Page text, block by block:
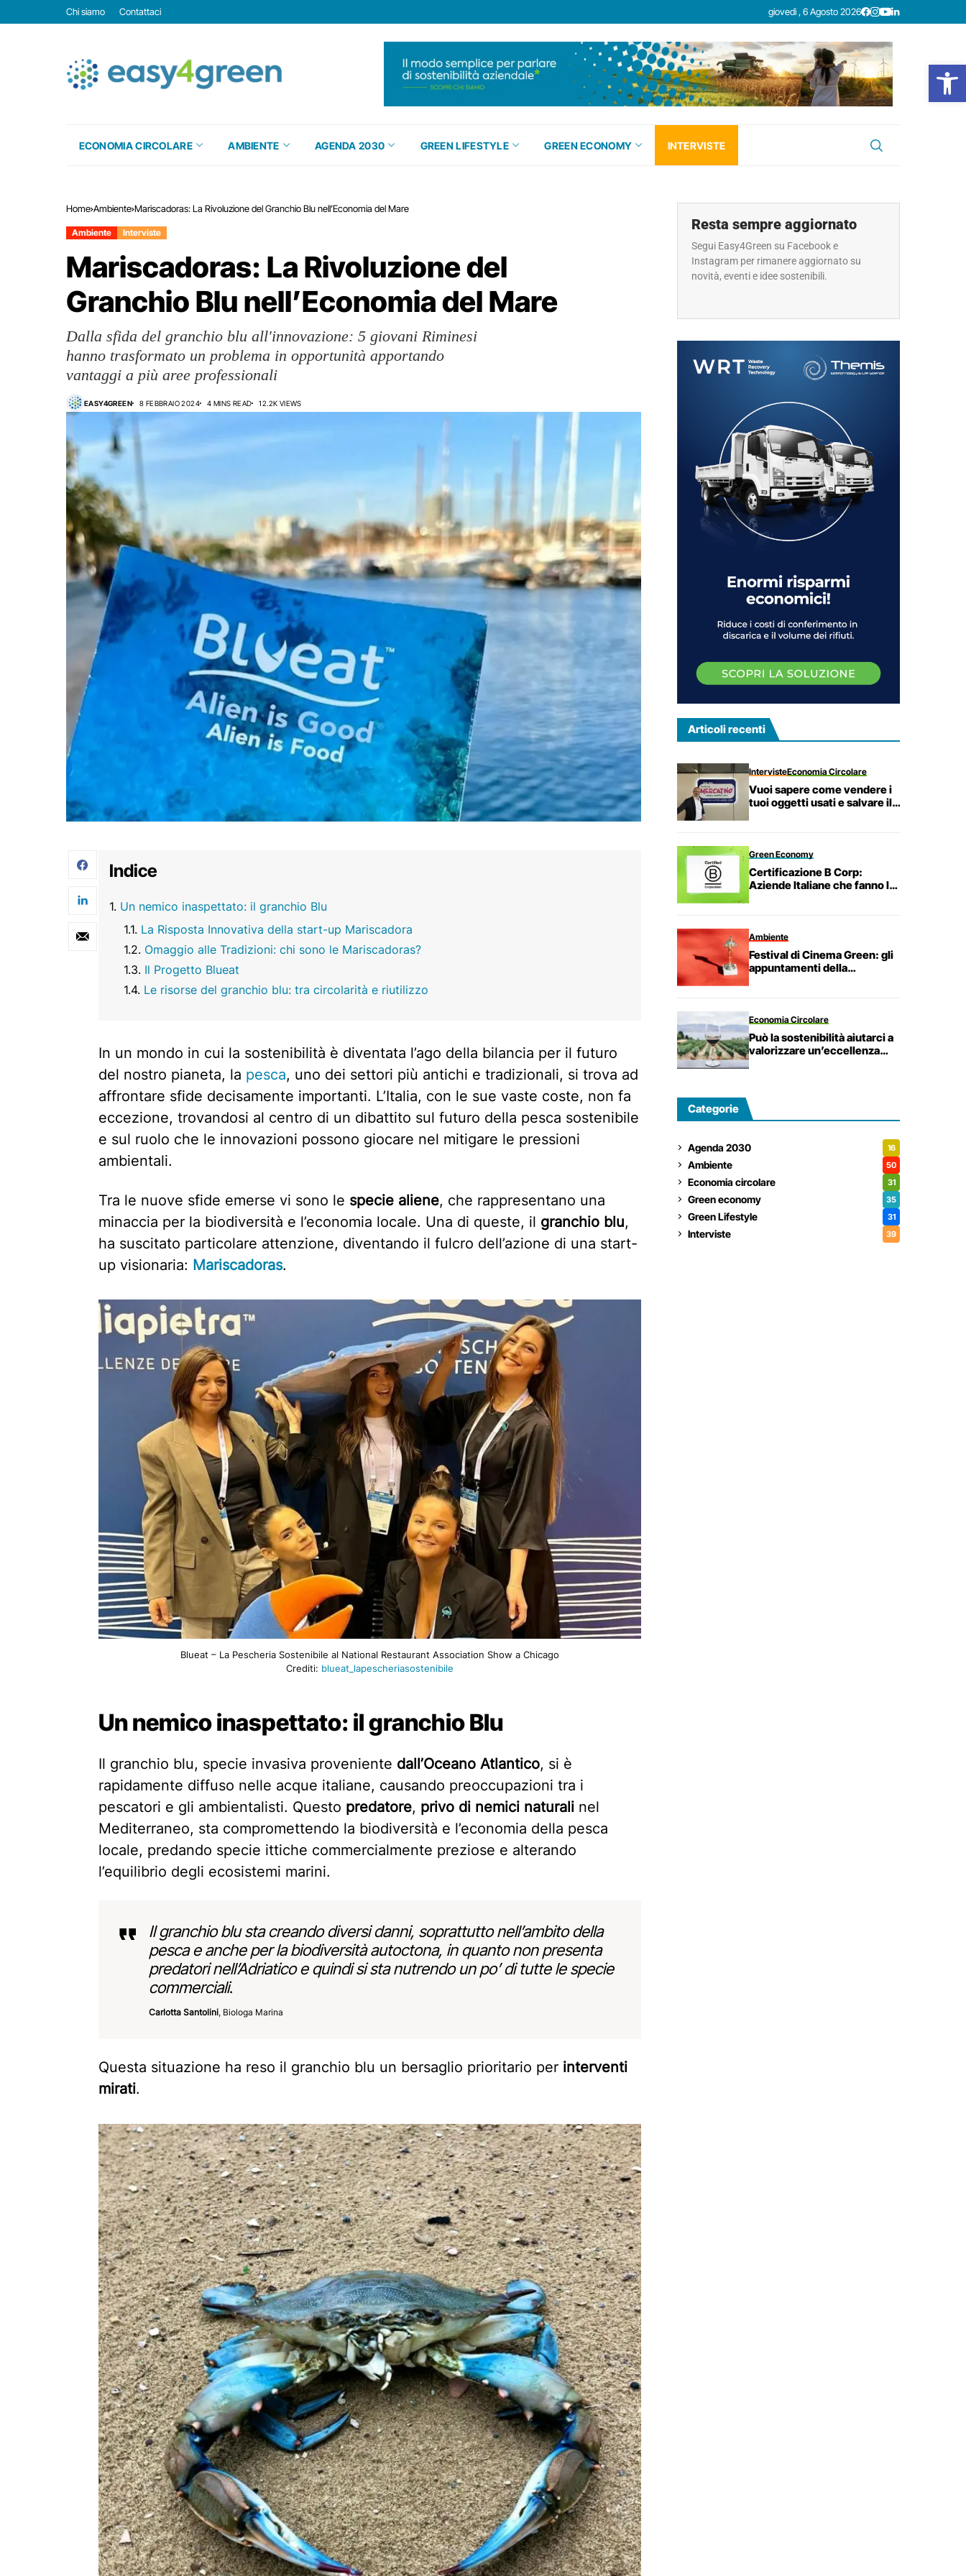
Chi siamo Contattaci giovedì , 6 Agosto 2026
ECONOMIA CIRCOLARE AMBIENTE AGENDA 2030 GREEN LIFESTYLE GREEN ECONOMY INTERVISTE
Home Ambiente Mariscadoras: La Rivoluzione del Granchio Blu nell’Economia del Mare
Ambiente Interviste
Mariscadoras: La Rivoluzione del
Granchio Blu nell’Economia del Mare
Dalla sfida del granchio blu all'innovazione: 5 giovani Riminesi
hanno trasformato un problema in opportunità apportando
vantaggi a più aree professionali
EASY4GREEN 8 FEBBRAIO 2024 4 MINS READ 12.2K VIEWS
Indice
Un nemico inaspettato: il granchio Blu
La Risposta Innovativa della start-up Mariscadora
Omaggio alle Tradizioni: chi sono le Mariscadoras?
Il Progetto Blueat
Le risorse del granchio blu: tra circolarità e riutilizzo
In un mondo in cui la sostenibilità è diventata l’ago della bilancia per il futuro
del nostro pianeta, la pesca, uno dei settori più antichi e tradizionali, si trova ad
affrontare sfide decisamente importanti. L’Italia, con le sue vaste coste, non fa
eccezione, trovandosi al centro di un dibattito sul futuro della pesca sostenibile
e sul ruolo che le innovazioni possono giocare nel mitigare le pressioni
ambientali.
Tra le nuove sfide emerse vi sono le specie aliene, che rappresentano una
minaccia per la biodiversità e l’economia locale. Una di queste, il granchio blu,
ha suscitato particolare attenzione, diventando il fulcro dell’azione di una start-
up visionaria: Mariscadoras.
Blueat – La Pescheria Sostenibile al National Restaurant Association Show a Chicago
Crediti: blueat_lapescheriasostenibile
Un nemico inaspettato: il granchio Blu
Il granchio blu, specie invasiva proveniente dall’Oceano Atlantico, si è
rapidamente diffuso nelle acque italiane, causando preoccupazioni tra i
pescatori e gli ambientalisti. Questo predatore, privo di nemici naturali nel
Mediterraneo, sta compromettendo la biodiversità e l’economia della pesca
locale, predando specie ittiche commercialmente preziose e alterando
l’equilibrio degli ecosistemi marini.
Il granchio blu sta creando diversi danni, soprattutto nell’ambito della
pesca e anche per la biodiversità autoctona, in quanto non presenta
predatori nell’Adriatico e quindi si sta nutrendo un po’ di tutte le specie
commerciali.
Carlotta Santolini, Biologa Marina
Questa situazione ha reso il granchio blu un bersaglio prioritario per interventi
mirati.
Resta sempre aggiornato
Segui Easy4Green su Facebook e
Instagram per rimanere aggiornato su
novità, eventi e idee sostenibili.
Articoli recenti
IntervisteEconomia Circolare
Vuoi sapere come vendere i
tuoi oggetti usati e salvare il
Green Economy
Certificazione B Corp:
Aziende Italiane che fanno la
Ambiente
Festival di Cinema Green: gli
appuntamenti della
Economia Circolare
Può la sostenibilità aiutarci a
valorizzare un’eccellenza
Categorie
Agenda 2030 16
Ambiente 50
Economia circolare 31
Green economy 35
Green Lifestyle 31
Interviste 39